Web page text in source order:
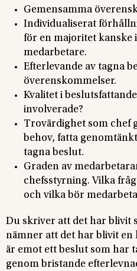
Gemensamma
Individualiserat
för en majoritet kanske
medarbetare.
Efterlevande av tagna
överenskommelser.
Kvalitet i
involverade?
Trovärdighet som chef
behov, fatta
tagna beslut.
Graden av
chefsstyrning. Vilka
och vilka bör
Du skriver att det har blivit
nämner att det har blivit
är emot ett beslut som har
genom bristande